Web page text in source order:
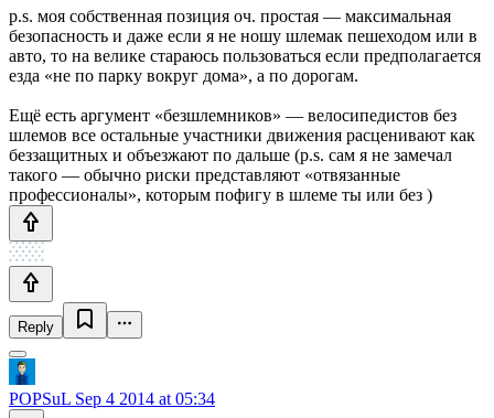
p.s. моя собственная позиция оч. простая — максимальная
безопасность и даже если я не ношу шлемак пешеходом или в
авто, то на велике стараюсь пользоваться если предполагается
езда «не по парку вокруг дома», а по дорогам.
Ещё есть аргумент «безшлемников» — велосипедистов без
шлемов все остальные участники движения расценивают как
беззащитных и объезжают по дальше (p.s. сам я не замечал
такого — обычно риски представляют «отвязанные
профессионалы», которым пофигу в шлеме ты или без )
Reply
POPSuL Sep 4 2014 at 05:34